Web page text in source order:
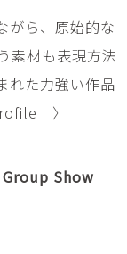
がら、原始的な
素材も表現方法
れた力強い作品
〉
Show